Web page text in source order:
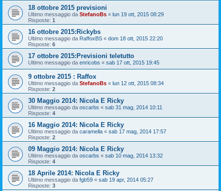
18 ottobre 2015 previsioni
Ultimo messaggio da StefanoBs « lun 19 ott, 2015 08:29
Risposte: 1
16 ottobre 2015:Rickybs
Ultimo messaggio da RaffoxBS « dom 18 ott, 2015 22:20
Risposte: 6
17 ottobre 2015:Previsioni teletutto
Ultimo messaggio da enricobs « sab 17 ott, 2015 19:45
9 ottobre 2015 : Raffox
Ultimo messaggio da StefanoBs « lun 12 ott, 2015 08:34
Risposte: 2
30 Maggio 2014: Nicola E Ricky
Ultimo messaggio da oscarbs « sab 31 mag, 2014 10:11
Risposte: 4
16 Maggio 2014: Nicola E Ricky
Ultimo messaggio da caramella « sab 17 mag, 2014 17:57
Risposte: 2
09 Maggio 2014: Nicola E Ricky
Ultimo messaggio da oscarbs « sab 10 mag, 2014 13:32
Risposte: 4
18 Aprile 2014: Nicola E Ricky
Ultimo messaggio da fgb59 « sab 19 apr, 2014 05:27
Risposte: 3